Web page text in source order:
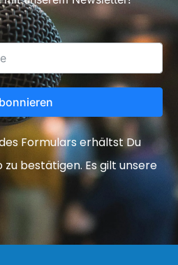
Formulars erhältst Du
zu bestätigen. Es gilt unsere